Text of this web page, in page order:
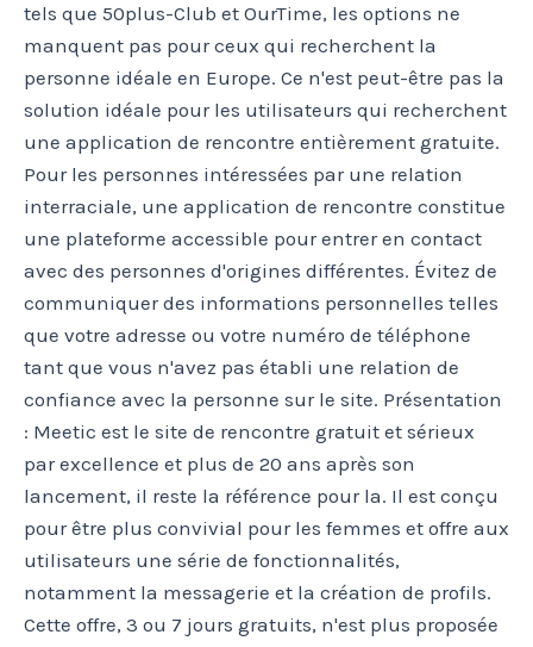
tels que 50plus-Club et OurTime, les options ne
manquent pas pour ceux qui recherchent la
personne idéale en Europe. Ce n'est peut-être pas la
solution idéale pour les utilisateurs qui recherchent
une application de rencontre entièrement gratuite.
Pour les personnes intéressées par une relation
interraciale, une application de rencontre constitue
une plateforme accessible pour entrer en contact
avec des personnes d'origines différentes. Évitez de
communiquer des informations personnelles telles
que votre adresse ou votre numéro de téléphone
tant que vous n'avez pas établi une relation de
confiance avec la personne sur le site. Présentation
: Meetic est le site de rencontre gratuit et sérieux
par excellence et plus de 20 ans après son
lancement, il reste la référence pour la. Il est conçu
pour être plus convivial pour les femmes et offre aux
utilisateurs une série de fonctionnalités,
notamment la messagerie et la création de profils.
Cette offre, 3 ou 7 jours gratuits, n'est plus proposée